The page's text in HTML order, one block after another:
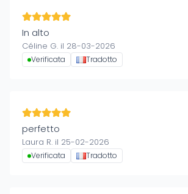
In alto
Céline G. il 28-03-2026
Verificata Tradotto
perfetto
Laura R. il 25-02-2026
Verificata Tradotto